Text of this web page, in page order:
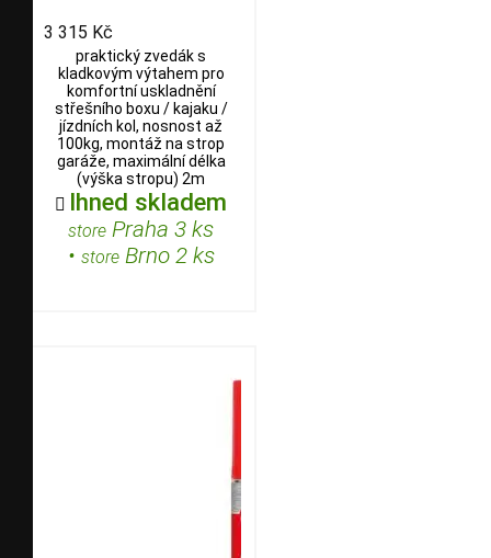
3 315 Kč
praktický zvedák s
kladkovým výtahem pro
komfortní uskladnění
střešního boxu / kajaku /
jízdních kol, nosnost až
100kg, montáž na strop
garáže, maximální délka
(výška stropu) 2m
 Ihned skladem
store Praha 3 ks
• storeBrno 2 ks